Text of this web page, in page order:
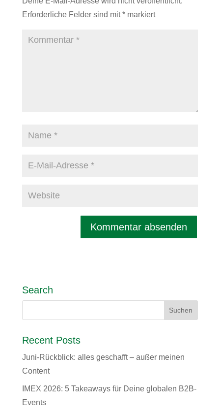
Erforderliche Felder sind mit*markiert
Search
Recent Posts
Juni-Rückblick: alles geschafft – außer meinen
Content
IMEX 2026: 5 Takeaways für Deine globalen B2B-
Events